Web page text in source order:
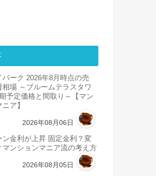
パーク 2026年8月時点の売
相場 ～ブルームテラスタワ
予定価格と間取り～【マン
ア】
2026年08月06日
ン金利が上昇 固定金利？変
マンションマニア流の考え方
2026年08月05日